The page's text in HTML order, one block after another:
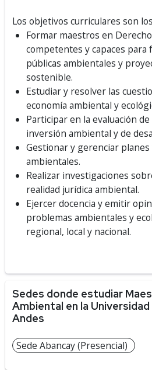
Los objetivos curriculares son
Formar maestros en
competentes y capaces
públicas ambientales y
sostenible.
Estudiar y resolver las
economía ambiental y
Participar en la evaluación
inversión ambiental y de
Gestionar y gerenciar
ambientales.
Realizar investigaciones
realidad jurídica ambiental.
Ejercer docencia y emitir
problemas ambientales y
regional, local y nacional.
Sedes donde estudiar
Ambiental en la
Andes
Sede Abancay (Presencial)